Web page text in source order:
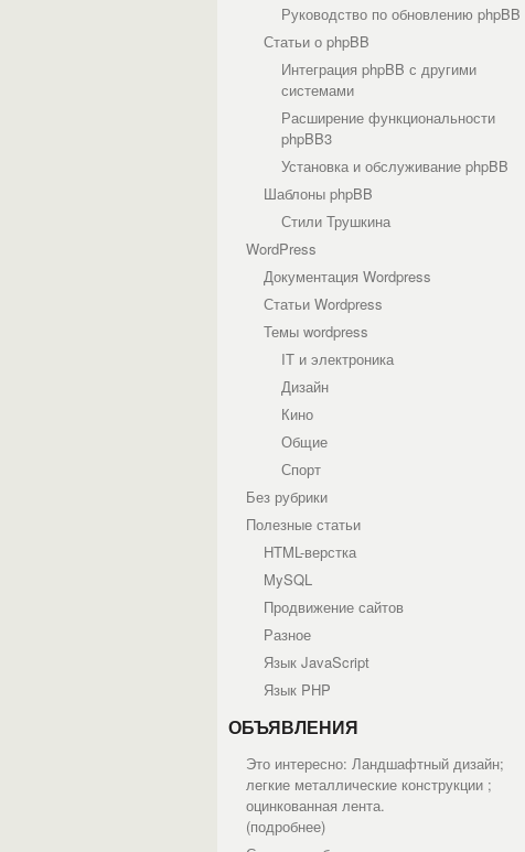
Руководство по обновлению phpBB
Статьи о phpBB
Интеграция phpBB с другими
системами
Расширение функциональности
phpBB3
Установка и обслуживание phpBB
Шаблоны phpBB
Стили Трушкина
WordPress
Документация Wordpress
Статьи Wordpress
Темы wordpress
IT и электроника
Дизайн
Кино
Общие
Спорт
Без рубрики
Полезные статьи
HTML-верстка
MySQL
Продвижение сайтов
Разное
Язык JavaScript
Язык PHP
ОБЪЯВЛЕНИЯ
Это интересно: Ландшафтный дизайн;
легкие металлические конструкции ;
оцинкованная лента.
(подробнее)